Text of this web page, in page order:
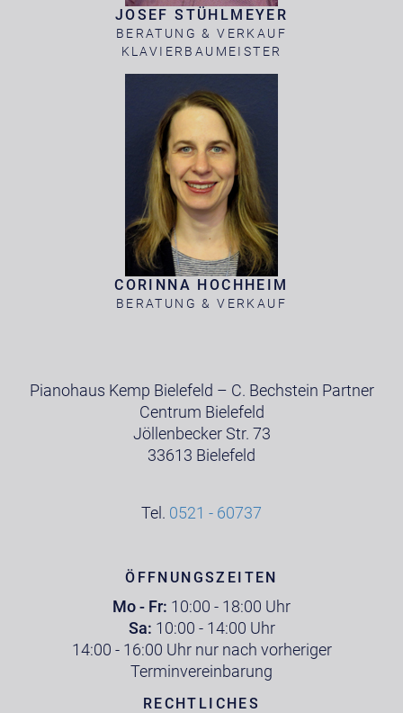
JOSEF STÜHLMEYER
BERATUNG & VERKAUF
KLAVIERBAUMEISTER
CORINNA HOCHHEIM
BERATUNG & VERKAUF
Pianohaus Kemp Bielefeld – C. Bechstein Partner
Centrum Bielefeld
Jöllenbecker Str. 73
33613 Bielefeld
Tel. 0521 - 60737
ÖFFNUNGSZEITEN
Mo - Fr: 10:00 - 18:00 Uhr
Sa: 10:00 - 14:00 Uhr
14:00 - 16:00 Uhr nur nach vorheriger
Terminvereinbarung
RECHTLICHES